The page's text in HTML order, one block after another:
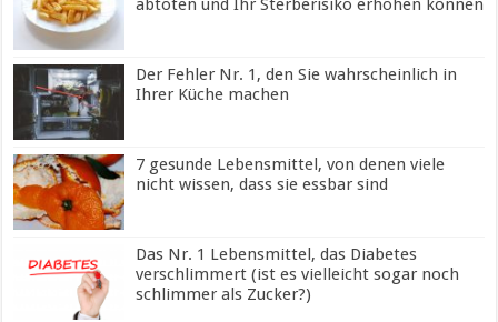
abtöten und Ihr Sterberisiko erhöhen können
Der Fehler Nr. 1, den Sie wahrscheinlich in
Ihrer Küche machen
7 gesunde Lebensmittel, von denen viele
nicht wissen, dass sie essbar sind
Das Nr. 1 Lebensmittel, das Diabetes
verschlimmert (ist es vielleicht sogar noch
schlimmer als Zucker?)